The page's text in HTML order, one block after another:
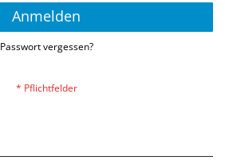
Anmelden
Passwort vergessen?